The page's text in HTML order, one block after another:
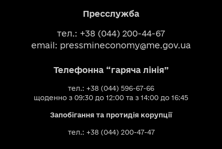
Пресслужба
тел.: +38 (044) 200-44-67
email: pressmineconomy@me.gov.ua
Телефонна “гаряча лінія”
тел.: +38 (044) 596-67-66
щоденно з 09:30 до 12:00 та з 14:00 до 16:45
Запобігання та протидія корупції
тел.: +38 (044) 200-47-47